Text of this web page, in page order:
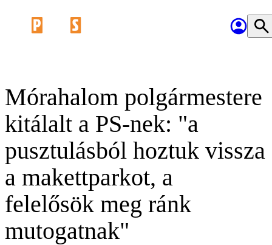
Mórahalom polgármestere
kitálalt a PS-nek: "a
pusztulásból hoztuk vissza
a makettparkot, a
felelősök meg ránk
mutogatnak"